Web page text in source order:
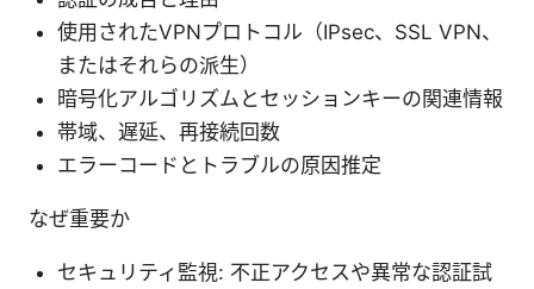
使用されたVPNプロトコル（IPsec、SSL VPN、
またはそれらの派生）
暗号化アルゴリズムとセッションキーの関連情報
帯域、遅延、再接続回数
エラーコードとトラブルの原因推定
なぜ重要か
セキュリティ監視: 不正アクセスや異常な認証試